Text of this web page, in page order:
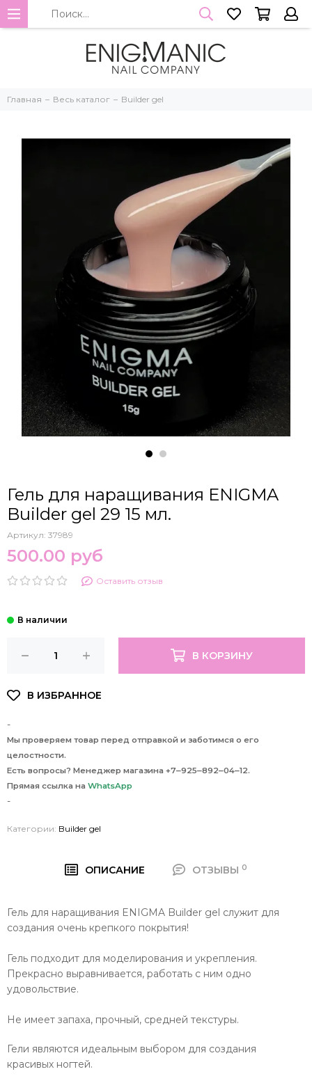
Главная Весь каталог Builder gel
Гель для наращивания ENIGMA
Builder gel 29 15 мл.
Артикул: 37989
500.00 руб
Оставить отзыв
В КОРЗИНУ
-
Мы проверяем товар перед отправкой и заботимся о его
целостности.
Есть вопросы? Менеджер магазина +7‒925‒892‒04‒12.
Прямая ссылка на WhatsApp
-
Категории: Builder gel
ОПИСАНИЕ ОТЗЫВЫ 0
Гель для наращивания ENIGMA Builder gel служит для
создания очень крепкого покрытия!
Гель подходит для моделирования и укрепления.
Прекрасно выравнивается, работать с ним одно
удовольствие.
Не имеет запаха, прочный, средней текстуры.
Гели являются идеальным выбором для создания
красивых ногтей.